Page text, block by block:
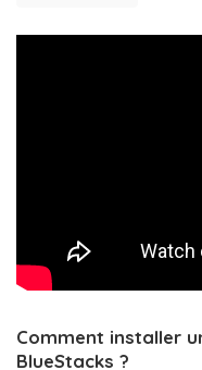
Comment installer
BlueStacks ?